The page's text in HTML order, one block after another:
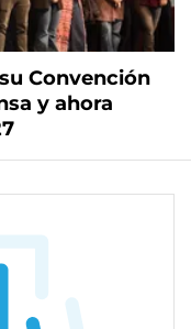
Convención
y ahora